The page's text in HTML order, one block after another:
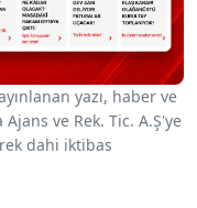
yazı, haber ve
ve Rek. Tic. A.Ş'ye
dahi iktibas